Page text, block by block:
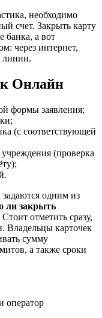
необходимо
счет. Закрыть карту
банка, а вот
через интернет,
линии.
Онлайн
формы заявления;
(с соответствующей
(проверка
одним из
ли закрыть
Стоит отметить сразу,
Владельцы карточек
сумму
а также сроки
оператор